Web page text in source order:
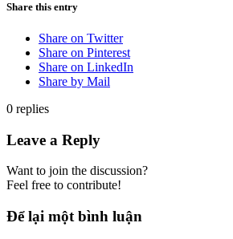
Share this entry
Share on Twitter
Share on Pinterest
Share on LinkedIn
Share by Mail
0 replies
Leave a Reply
Want to join the discussion?
Feel free to contribute!
Để lại một bình luận